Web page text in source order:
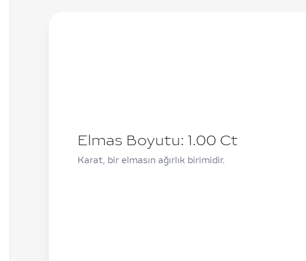
Elmas Boyutu: 1.00 Ct
Karat, bir elmasın ağırlık birimidir.